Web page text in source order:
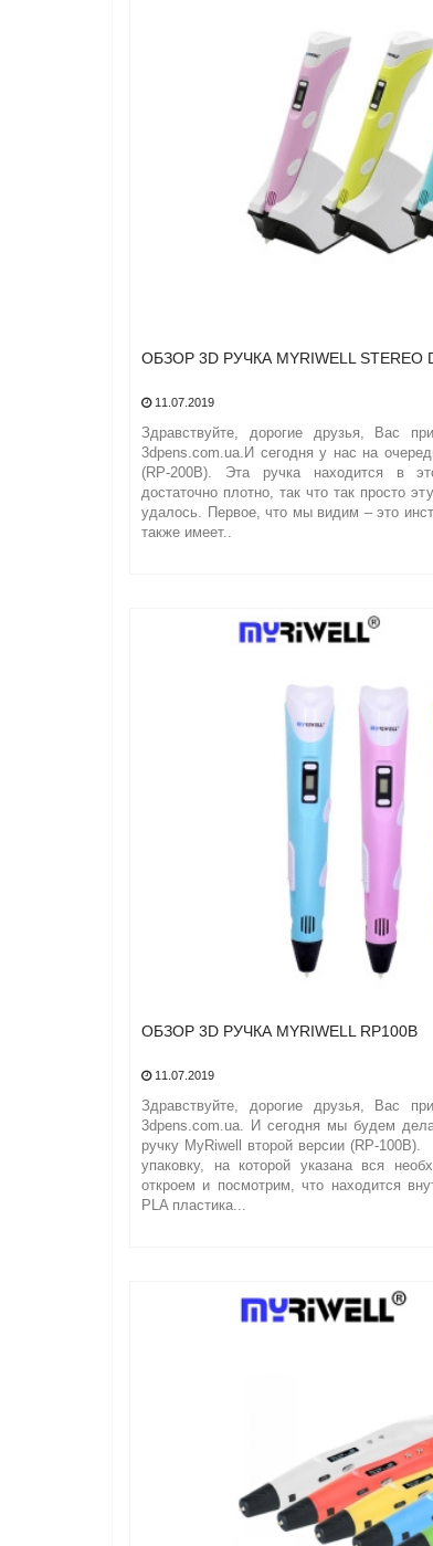
ОБЗОР 3D РУЧКА MYRIWELL STEREO
11.07.2019
Здравствуйте, дорогие друзья, Вас
3dpens.com.ua.И сегодня у нас на
(RP-200B). Эта ручка находится в
достаточно плотно, так что так просто
удалось. Первое, что мы видим – это
также имеет..
ОБЗОР 3D РУЧКА MYRIWELL RP100B
11.07.2019
Здравствуйте, дорогие друзья, Вас
3dpens.com.ua. И сегодня мы будем
ручку MyRiwell второй версии (RP-
упаковку, на которой указана вся
откроем и посмотрим, что находится
PLA пластика...